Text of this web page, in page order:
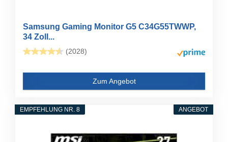
Samsung Gaming Monitor G5 C34G55TWWP,
34 Zoll...
(2028)
Zum Angebot
ANGEBOT
EMPFEHLUNG NR. 8